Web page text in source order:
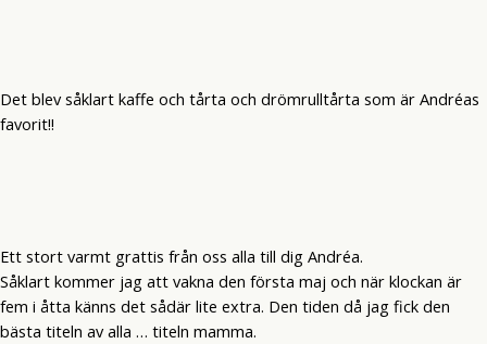
Det blev såklart kaffe och tårta och drömrulltårta som är Andréas
favorit!!
Ett stort varmt grattis från oss alla till dig Andréa.
Såklart kommer jag att vakna den första maj och när klockan är
fem i åtta känns det sådär lite extra. Den tiden då jag fick den
bästa titeln av alla … titeln mamma.